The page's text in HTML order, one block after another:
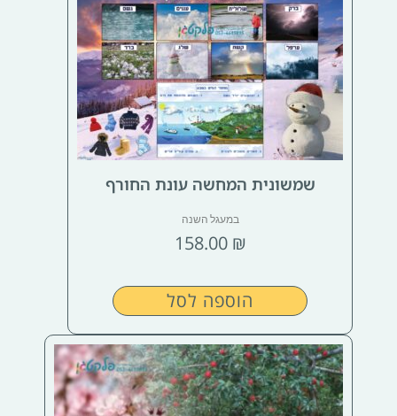
שמשונית המחשה עונת החורף
במעגל השנה
158.00 ₪
הוספה לסל